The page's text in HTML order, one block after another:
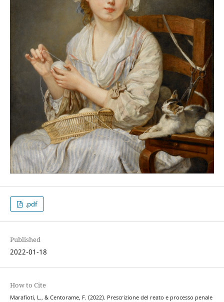
.pdf
Published
2022-01-18
How to Cite
Marafioti, L., & Centorame, F. (2022). Prescrizione del reato e processo penale